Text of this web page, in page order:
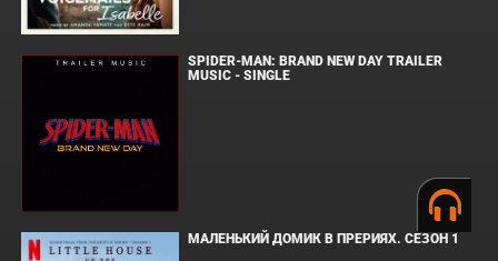
SPIDER-MAN: BRAND NEW DAY TRAILER
MUSIC - SINGLE
МАЛЕНЬКИЙ ДОМИК В ПРЕРИЯХ. СЕЗОН 1